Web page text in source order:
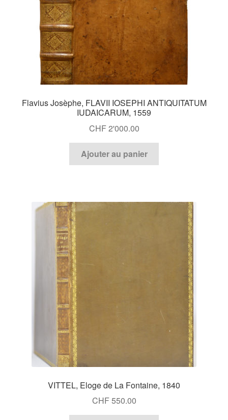
Flavius Josèphe, FLAVII IOSEPHI ANTIQUITATUM
IUDAICARUM, 1559
CHF2'000.00
Ajouter au panier
VITTEL, Eloge de La Fontaine, 1840
CHF550.00